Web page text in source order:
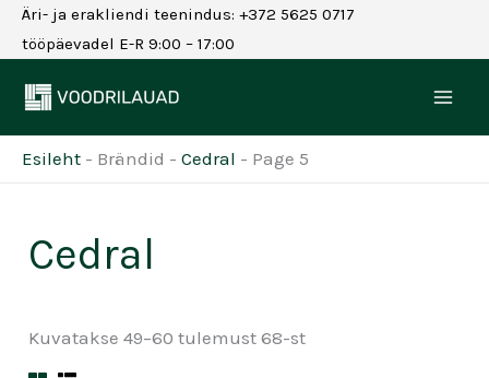
SkipÄri- ja erakliendi teenindus: +372 5625 0717
tööpäevadel E-R 9:00 – 17:00
Esileht - Brändid - Cedral - Page 5
Cedral
Kuvatakse 49–60 tulemust 68-st